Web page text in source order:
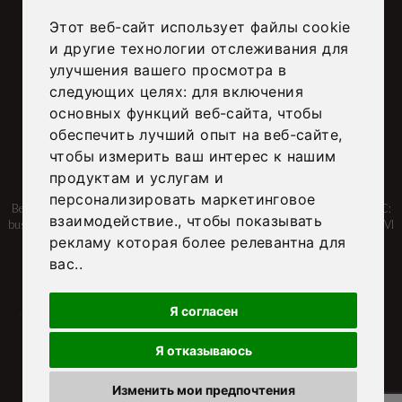
Этот веб-сайт использует файлы cookie
и другие технологии отслеживания для
улучшения вашего просмотра в
следующих целях: для включения
основных функций веб-сайта, чтобы
обеспечить лучший опыт на веб-сайте,
чтобы измерить ваш интерес к нашим
продуктам и услугам и
персонализировать маркетинговое
взаимодействие., чтобы показывать
рекламу которая более релевантна для
вас..
Я согласен
Я отказываюсь
Изменить мои предпочтения
+39 0424 560313
info@busattomobili.it
SOCIALS
Belvedere di Tezze sul Brenta (VI), Italia – C.F. e P.IVA: 04378900247
PEC:
busattohomesrl@legalmail.it – Prov. Ufficio Registro: Vicenza – Numero Rea: VI
– 399817
Privacy Policy|Cookie Policy